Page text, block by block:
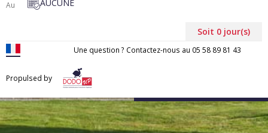
Au AUCUNE
Soit 0 jour(s)
Une question ? Contactez-nous au 05 58 89 81 43
Propulsed by